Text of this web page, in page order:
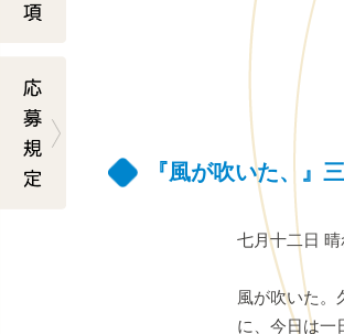
『風が吹いた、』
七月十二日
風が吹いた。
に、今日は一